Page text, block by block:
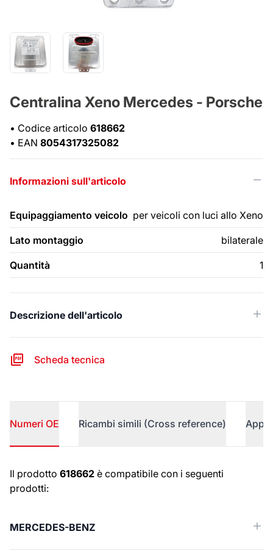
Centralina Xeno Mercedes - Porsche
• Codice articolo 618662
• EAN 8054317325082
Informazioni sull'articolo
Equipaggiamento veicolo per veicoli con luci allo Xeno
Lato montaggio bilaterale
Quantità 1
Descrizione dell'articolo
Scheda tecnica
Numeri OE Ricambi simili (Cross reference)
Numeri OE
Il prodotto 618662 è compatibile con i seguenti
prodotti:
MERCEDES-BENZ